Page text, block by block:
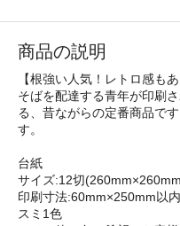
商品の説明
【根強い人気！レトロ感も
そばを配達する青年が印刷
る、昔ながらの定番商品で
す。
台紙
サイズ:12切
印刷寸法:60mm×250mm以内
スミ1色